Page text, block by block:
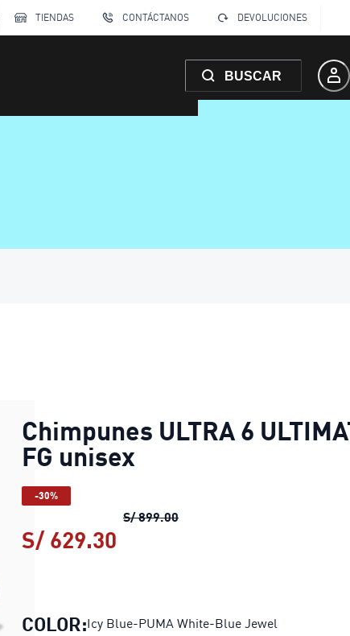
TIENDAS CONTÁCTANOS DEVOLUCIONES
BUSCAR
Chimpunes ULTRA 6
FG unisex
-30%
S/ 899.00Chimpunes ULTRA 6
S/ 629.30
COLOR:Icy Blue-PUMA White-Blue Jewel